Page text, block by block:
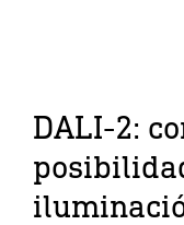
DALI-2: